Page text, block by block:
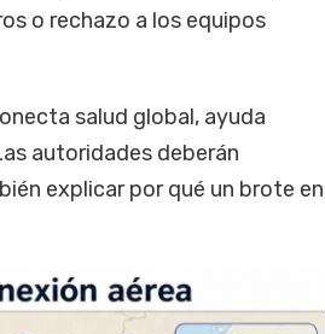
o rechazo a los equipos
salud global, ayuda
autoridades deberán
explicar por qué un brote en